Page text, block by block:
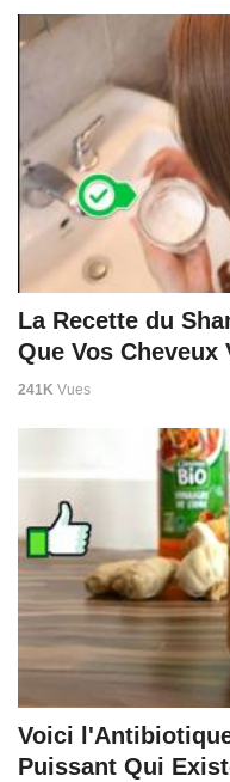
La Recette du
Que Vos Cheveux
241K Vues
Voici
Puissant Qui